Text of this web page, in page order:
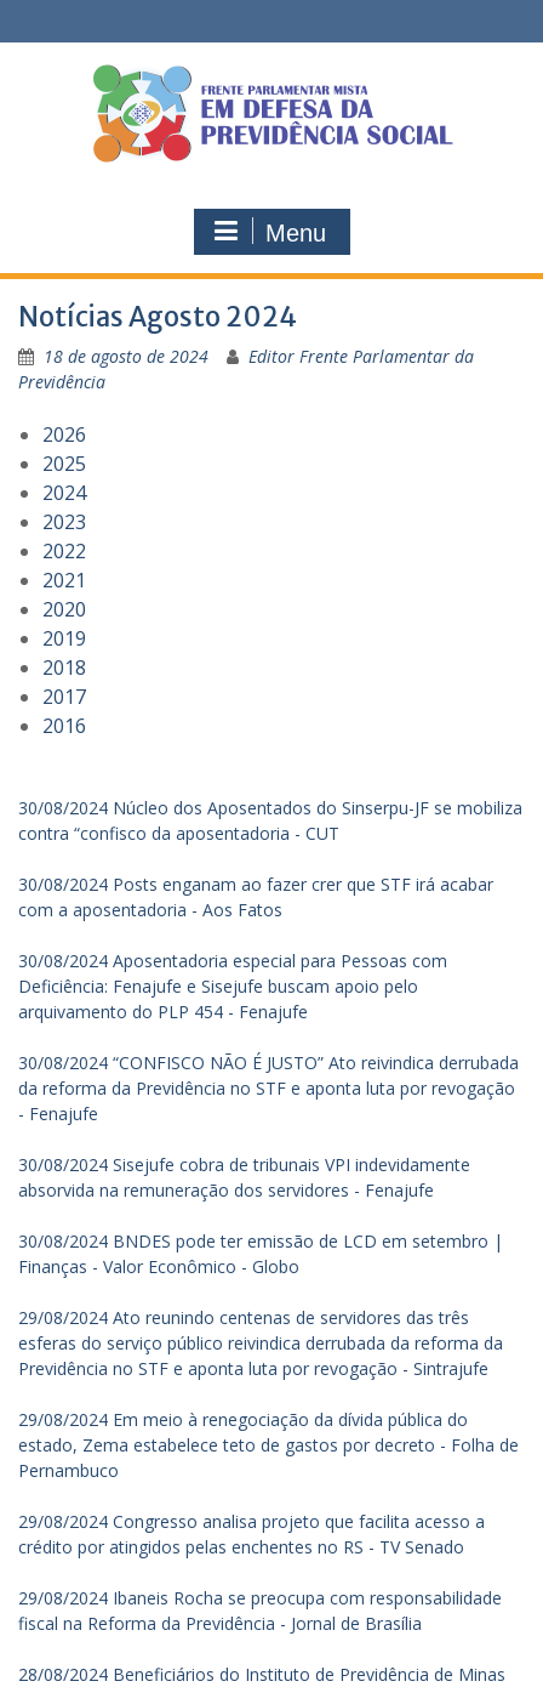
to
Menu
Notícias Agosto 2024
18 de agosto de 2024
Editor Frente Parlamentar da
Previdência
2026
2025
2024
2023
2022
2021
2020
2019
2018
2017
2016
30/08/2024 Núcleo dos Aposentados do Sinserpu-JF se mobiliza
contra “confisco da aposentadoria - CUT
30/08/2024 Posts enganam ao fazer crer que STF irá acabar
com a aposentadoria - Aos Fatos
30/08/2024 Aposentadoria especial para Pessoas com
Deficiência: Fenajufe e Sisejufe buscam apoio pelo
arquivamento do PLP 454 - Fenajufe
30/08/2024 “CONFISCO NÃO É JUSTO” Ato reivindica derrubada
da reforma da Previdência no STF e aponta luta por revogação
- Fenajufe
30/08/2024 Sisejufe cobra de tribunais VPI indevidamente
absorvida na remuneração dos servidores - Fenajufe
30/08/2024 BNDES pode ter emissão de LCD em setembro |
Finanças - Valor Econômico - Globo
29/08/2024 Ato reunindo centenas de servidores das três
esferas do serviço público reivindica derrubada da reforma da
Previdência no STF e aponta luta por revogação - Sintrajufe
29/08/2024 Em meio à renegociação da dívida pública do
estado, Zema estabelece teto de gastos por decreto - Folha de
Pernambuco
29/08/2024 Congresso analisa projeto que facilita acesso a
crédito por atingidos pelas enchentes no RS - TV Senado
29/08/2024 Ibaneis Rocha se preocupa com responsabilidade
fiscal na Reforma da Previdência - Jornal de Brasília
28/08/2024 Beneficiários do Instituto de Previdência de Minas